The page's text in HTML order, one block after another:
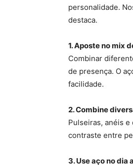
personalidade.
destaca.
1. Aposte no mix
Combinar
de presença. O
facilidade.
2. Combine
Pulseiras, anéis
contraste entre
3. Use aço no